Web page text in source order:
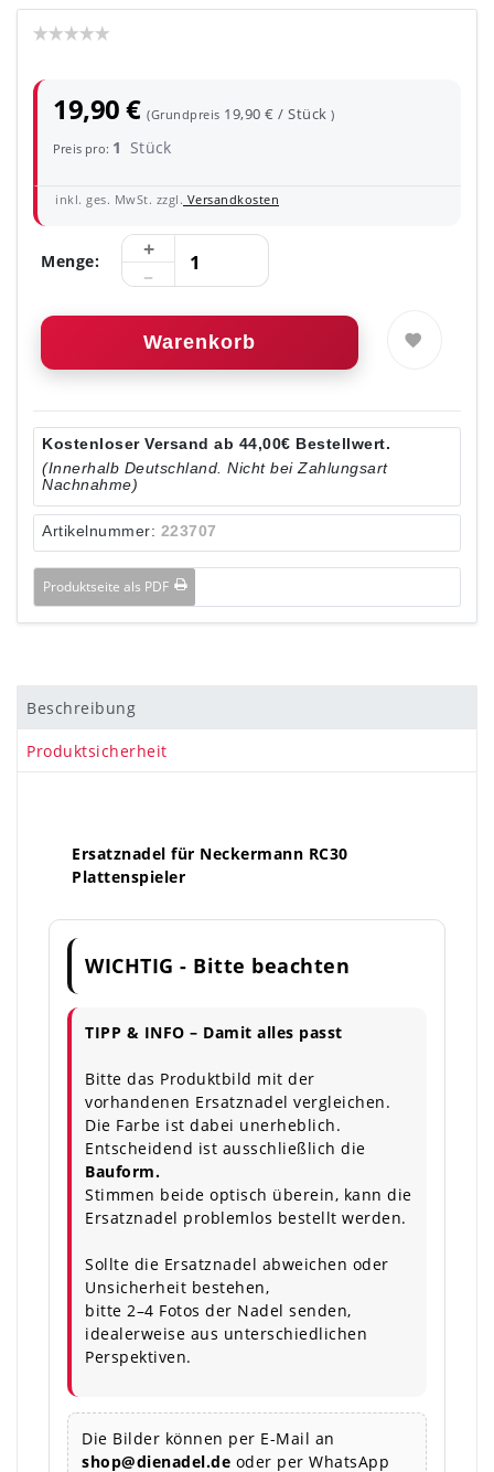
19,90 €(Grundpreis 19,90 € / Stück)
Preis pro: 1 Stück
inkl. ges. MwSt. zzgl. Versandkosten
Menge:
Warenkorb
Kostenloser Versand ab 44,00€ Bestellwert.
(Innerhalb Deutschland. Nicht bei Zahlungsart
Nachnahme)
Artikelnummer: 223707
Produktseite als PDF
Beschreibung
Produktsicherheit
Ersatznadel für Neckermann RC30
Plattenspieler
WICHTIG - Bitte beachten
TIPP & INFO – Damit alles passt
Bitte das Produktbild mit der
vorhandenen Ersatznadel vergleichen.
Die Farbe ist dabei unerheblich.
Entscheidend ist ausschließlich die
Bauform.
Stimmen beide optisch überein, kann die
Ersatznadel problemlos bestellt werden.
Sollte die Ersatznadel abweichen oder
Unsicherheit bestehen,
bitte 2–4 Fotos der Nadel senden,
idealerweise aus unterschiedlichen
Perspektiven.
Die Bilder können per E-Mail an
shop@dienadel.de oder per WhatsApp